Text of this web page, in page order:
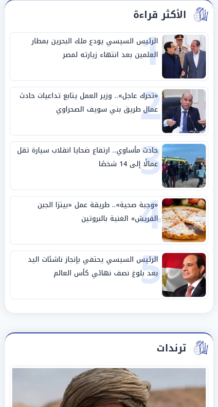
الأكثر قراءة
1
الرئيس السيسي يودع ملك البحرين بمطار
العلمين بعد انتهاء زيارته لمصر
2
«تحرك عاجل».. وزير العمل يتابع تداعيات حادث
عمال طريق بني سويف الصحراوي
3
حادث مأساوي.. ارتفاع ضحايا انقلاب سيارة تقل
عمالًا إلى 14 شخصًا
4
«وجبة صحية».. طريقة عمل «بيتزا الجبن
القريش» الغنية بالبروتين
5
الرئيس السيسي يحتفي بإنجاز ناشئات اليد
بعد بلوغ نصف نهائي كأس العالم
ترندات